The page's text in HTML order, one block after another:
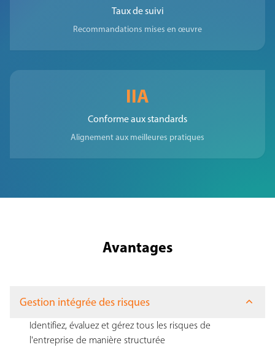
Taux de suivi
Recommandations mises en œuvre
IIA
Conforme aux standards
Alignement aux meilleures pratiques
Avantages
Gestion intégrée des risques
Identifiez, évaluez et gérez tous les risques de
l'entreprise de manière structurée